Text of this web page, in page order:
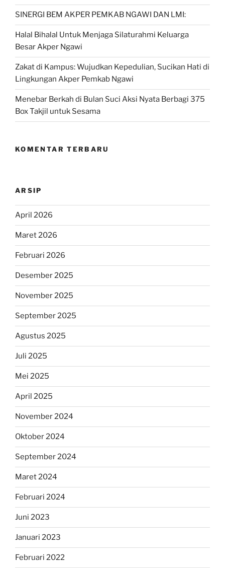
SINERGI BEM AKPER PEMKAB NGAWI DAN LMI:
Halal Bihalal Untuk Menjaga Silaturahmi Keluarga
Besar Akper Ngawi
Zakat di Kampus: Wujudkan Kepedulian, Sucikan Hati di
Lingkungan Akper Pemkab Ngawi
Menebar Berkah di Bulan Suci Aksi Nyata Berbagi 375
Box Takjil untuk Sesama
KOMENTAR TERBARU
ARSIP
April 2026
Maret 2026
Februari 2026
Desember 2025
November 2025
September 2025
Agustus 2025
Juli 2025
Mei 2025
April 2025
November 2024
Oktober 2024
September 2024
Maret 2024
Februari 2024
Juni 2023
Januari 2023
Februari 2022